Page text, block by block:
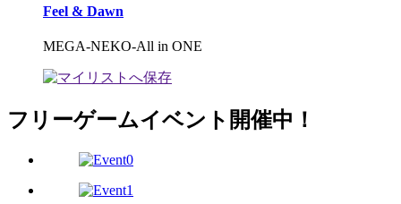
Feel & Dawn
MEGA-NEKO-All in ONE
フリーゲームイベント開催中！